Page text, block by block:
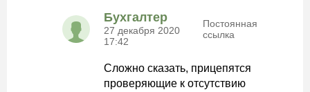
Бухгалтер
27 декабря 2020
17:42
Постоянная
ссылка
Сложно сказать, прицепятся
проверяющие к отсутствию